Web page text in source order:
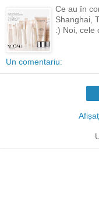
Ce au în
Shanghai,
:) Noi, cele
Un comentariu: